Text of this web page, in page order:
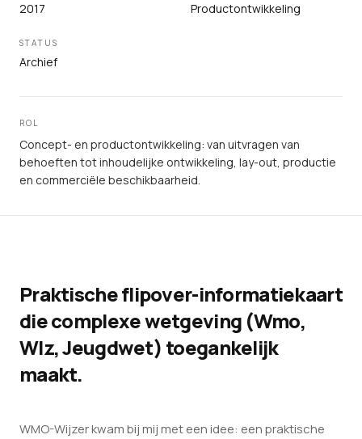
2017 Productontwikkeling
STATUS
Archief
ROL
Concept- en productontwikkeling: van uitvragen van
behoeften tot inhoudelijke ontwikkeling, lay-out, productie
en commerciële beschikbaarheid.
Praktische flipover-informatiekaart
die complexe wetgeving (Wmo,
Wlz, Jeugdwet) toegankelijk
maakt.
WMO-Wijzer kwam bij mij met een idee: een praktische